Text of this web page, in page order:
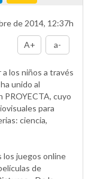
de 2014, 12:37h
A+ a-
los niños a través
unido al
PROYECTA, cuyo
para
ciencia,
los juegos online
de